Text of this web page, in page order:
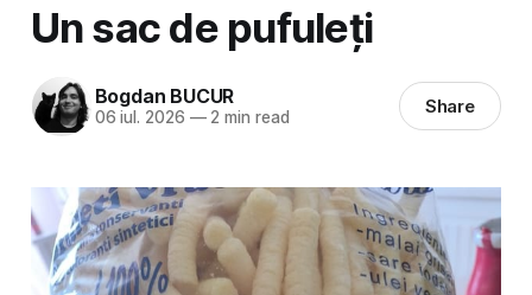
Un sac de pufuleți
Bogdan BUCUR
06 iul. 2026 —2 min read Share